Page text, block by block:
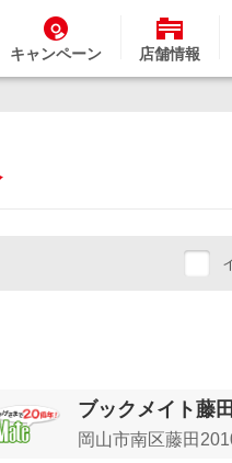
キャンペーン 店舗情報
ブックメイト藤
岡山市南区藤田